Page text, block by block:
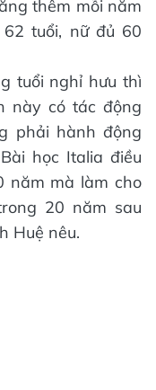
thêm mỗi năm
tuổi, nữ đủ 60
tuổi nghỉ hưu thì
này có tác động
phải hành động
học Italia điều
năm mà làm cho
20 năm sau
Huệ nêu.